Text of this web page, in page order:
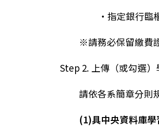
•指定銀行臨
※請務必保留繳費
Step 2. 上傳（或勾選
請依各系簡章分則
(1)具中央資料庫